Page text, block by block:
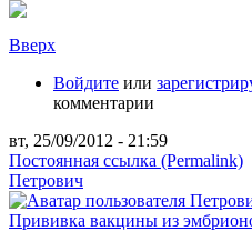
Вверх
Войдите или
комментарии
вт, 25/09/2012 - 21:59
Постоянная ссылка (Permalink)
Петрович
Прививка вакцины из